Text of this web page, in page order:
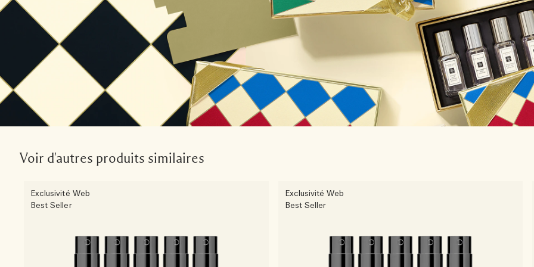
Voir d'autres produits similaires
Exclusivité Web
Best Seller
Exclusivité Web
Best Seller